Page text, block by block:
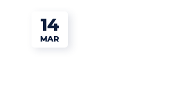
14
MAR